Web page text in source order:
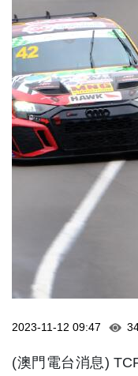
2023-11-12 09:47
(澳門電台消息)